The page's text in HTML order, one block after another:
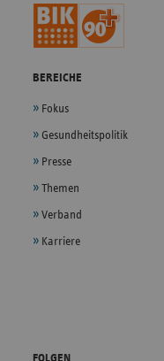
BEREICHE
Fokus
Gesundheitspolitik
Presse
Themen
Verband
Karriere
FOLGEN